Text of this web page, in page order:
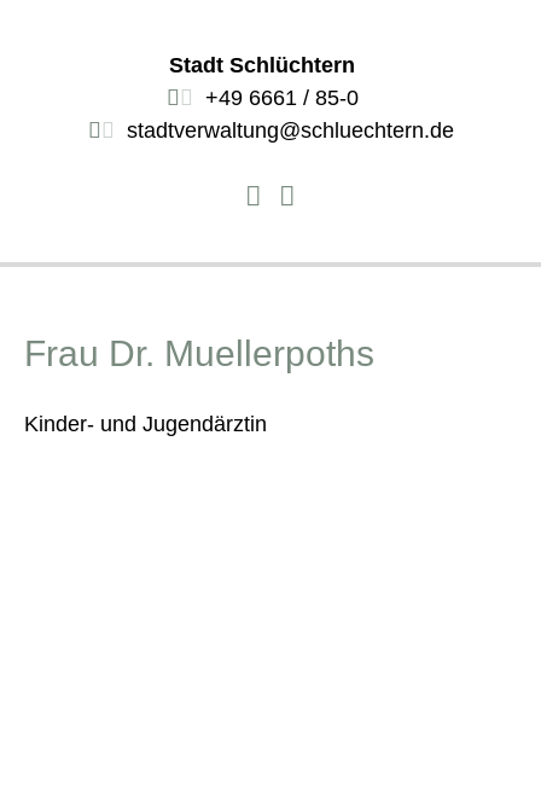
Stadt Schlüchtern
+49 6661 / 85-0
stadtverwaltung@schluechtern.de
Frau Dr. Muellerpoths
Kinder- und Jugendärztin